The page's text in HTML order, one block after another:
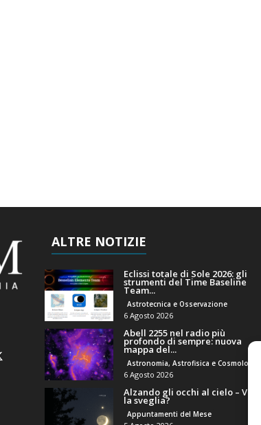
ALTRE NOTIZIE
Eclissi totale di Sole 2026: gli
strumenti del Time Baseline
Team...
Astrotecnica e Osservazione
6 Agosto 2026
Abell 2255 nel radio più
profondo di sempre: nuova
mappa del...
Astronomia, Astrofisica e Cosmologia
6 Agosto 2026
Alzando gli occhi al cielo – Vale
la sveglia?
Appuntamenti del Mese